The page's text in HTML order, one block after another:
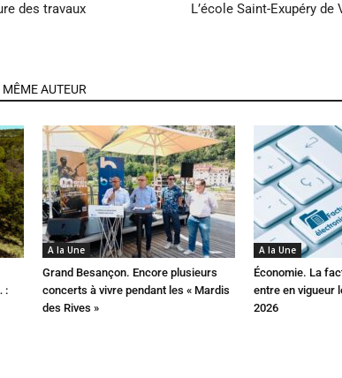
des travaux
L’école Saint-Exupéry
MÊME AUTEUR
:
A la Une
Grand Besançon. Encore plusieurs
concerts à vivre pendant les « Mardis
des Rives »
A la Une
Économie. La
entre en vigueur
2026